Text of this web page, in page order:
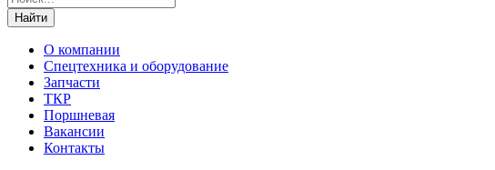
Найти
О компании
Спецтехника и оборудование
Запчасти
ТКР
Поршневая
Вакансии
Контакты